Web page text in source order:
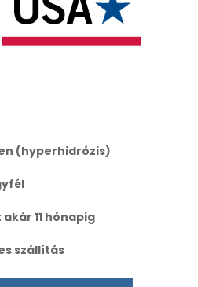
(hyperhidrózis)
11 hónapig
szállítás